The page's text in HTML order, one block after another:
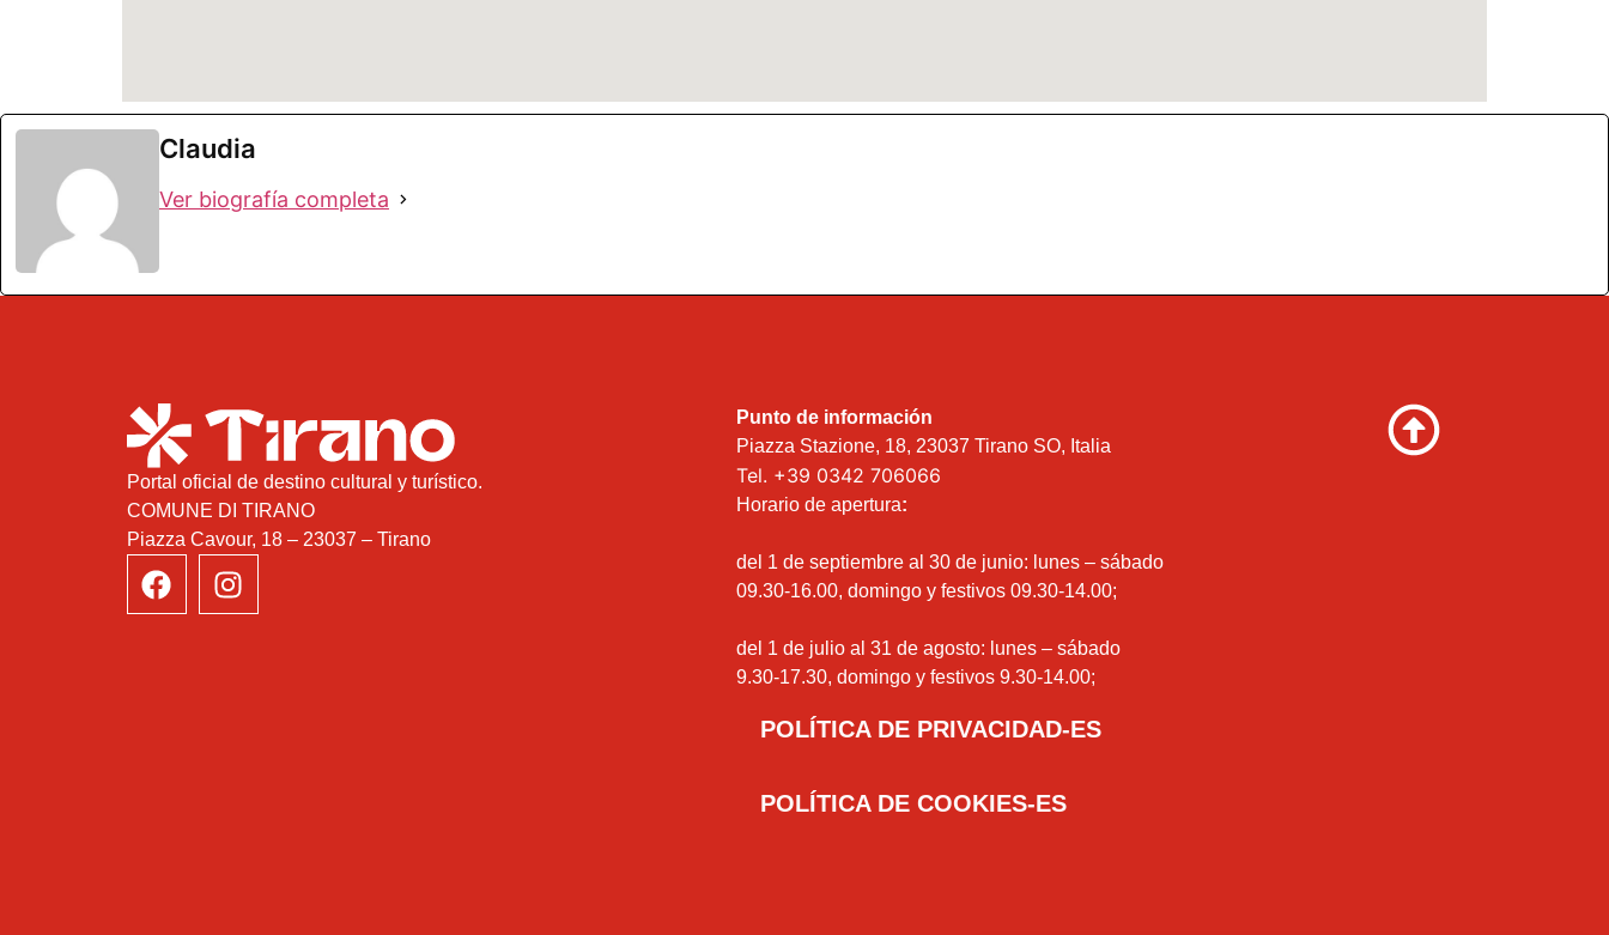
Claudia
Ver biografía completa
Portal oficial de destino cultural y turístico.
COMUNE DI TIRANO
Piazza Cavour, 18 – 23037 – Tirano
Punto de información
Piazza Stazione, 18, 23037 Tirano SO, Italia
Tel. +39 0342 706066
Horario de apertura:
del 1 de septiembre al 30 de junio: lunes – sábado
09.30-16.00, domingo y festivos 09.30-14.00;
del 1 de julio al 31 de agosto: lunes – sábado
9.30-17.30, domingo y festivos 9.30-14.00;
POLÍTICA DE PRIVACIDAD-ES
POLÍTICA DE COOKIES-ES